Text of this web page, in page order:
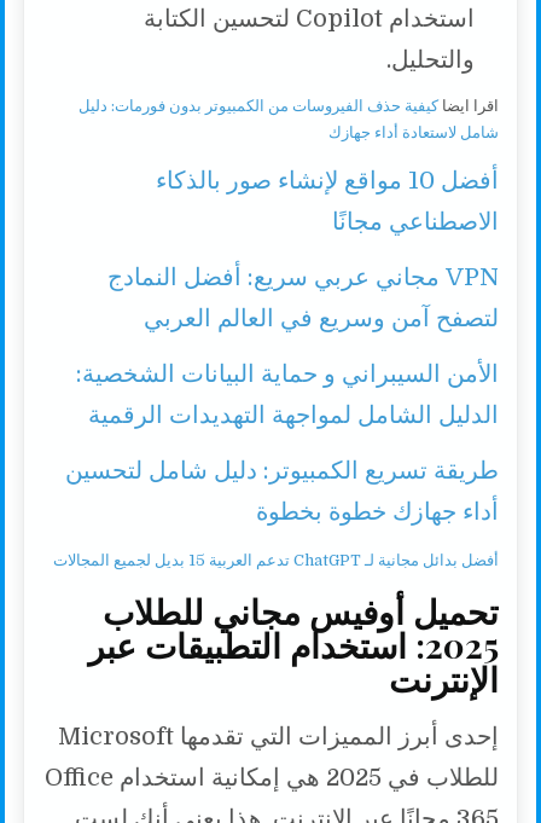
استخدام Copilot لتحسين الكتابة
والتحليل.
اقرا ايضاكيفية حذف الفيروسات من الكمبيوتر بدون فورمات: دليل
شامل لاستعادة أداء جهازك
أفضل 10 مواقع لإنشاء صور بالذكاء
الاصطناعي مجانًا
VPN مجاني عربي سريع: أفضل النمادج
لتصفح آمن وسريع في العالم العربي
الأمن السيبراني و حماية البيانات الشخصية:
الدليل الشامل لمواجهة التهديدات الرقمية
طريقة تسريع الكمبيوتر: دليل شامل لتحسين
أداء جهازك خطوة بخطوة
أفضل بدائل مجانية لـ ChatGPT تدعم العربية 15 بديل لجميع المجالات
تحميل أوفيس مجاني للطلاب
2025: استخدام التطبيقات عبر
الإنترنت
إحدى أبرز المميزات التي تقدمها Microsoft
للطلاب في 2025 هي إمكانية استخدام Office